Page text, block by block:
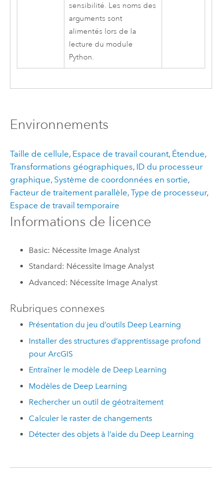
sensibilité. Les noms des
arguments sont
alimentés lors de la
lecture du module
Python.
Environnements
Taille de cellule, Espace de travail courant, Étendue,
Transformations géographiques, ID du processeur
graphique, Système de coordonnées en sortie,
Facteur de traitement parallèle, Type de processeur,
Espace de travail temporaire
Informations de licence
Basic: Nécessite Image Analyst
Standard: Nécessite Image Analyst
Advanced: Nécessite Image Analyst
Rubriques connexes
Présentation du jeu d’outils Deep Learning
Installer des structures d’apprentissage profond
pour ArcGIS
Entraîner le modèle de Deep Learning
Modèles de Deep Learning
Rechercher un outil de géotraitement
Calculer le raster de changements
Détecter des objets à l’aide du Deep Learning